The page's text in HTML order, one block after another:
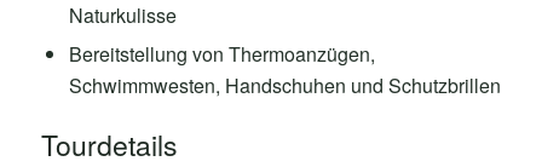
Naturkulisse
Bereitstellung von Thermoanzügen,
Schwimmwesten, Handschuhen und Schutzbrillen
Tourdetails